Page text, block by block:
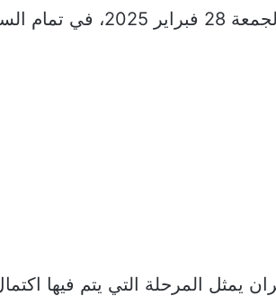
02:45 صباحًا.
يمثل المرحلة التي يتم فيها